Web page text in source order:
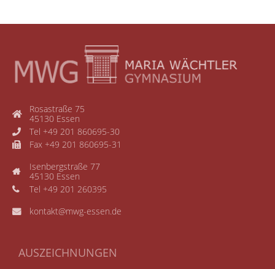
Rosastraße 75
45130 Essen
Tel +49 201 860695-30
Fax +49 201 860695-31
Isenbergstraße 77
45130 Essen
Tel +49 201 260395
kontakt@mwg-essen.de
AUSZEICHNUNGEN